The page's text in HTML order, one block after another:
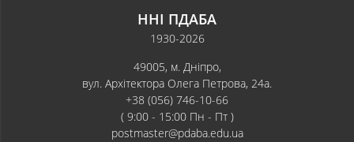
ННІ ПДАБА
1930-2026
49005, м. Дніпро,
вул. Архітектора Олега Петрова, 24а.
+38 (056) 746-10-66
( 9:00 - 15:00 Пн - Пт )
postmaster@pdaba.edu.ua